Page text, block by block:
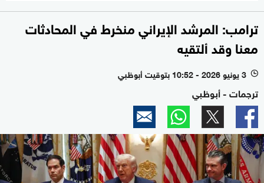
ترامب: المرشد الإيراني منخرط في المحادثات
معنا وقد ألتقيه
l 3 يونيو 2026 - 10:52 بتوقيت أبوظبي
ترجمات - أبوظبي